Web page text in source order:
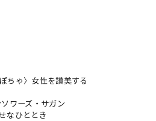
ちゃ〉女性を讃美する
ワーズ・サガン
なひととき